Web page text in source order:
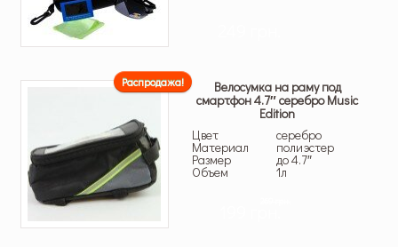
Распродажа! Велосумка на раму под
смартфон 4.7″ серебро Music
Edition
Цвет
серебро
Материал полиэстер
Размер до 4.7″
Объем 1л